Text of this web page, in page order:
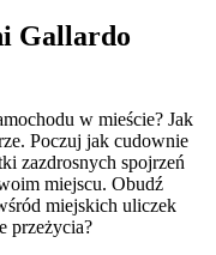
Gallardo
w mieście? Jak
Poczuj jak cudownie
zazdrosnych spojrzeń
miejscu. Obudź
miejskich uliczek
przeżycia?